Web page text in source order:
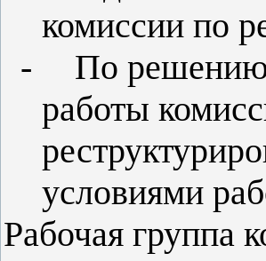
комиссии по
-
По
работы
условиями
Рабочая группа